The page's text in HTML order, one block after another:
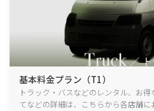
基本料金プラン（T1）
トラック・バスなどのレンタル、お
てなどの詳細は、こちらから各店舗に